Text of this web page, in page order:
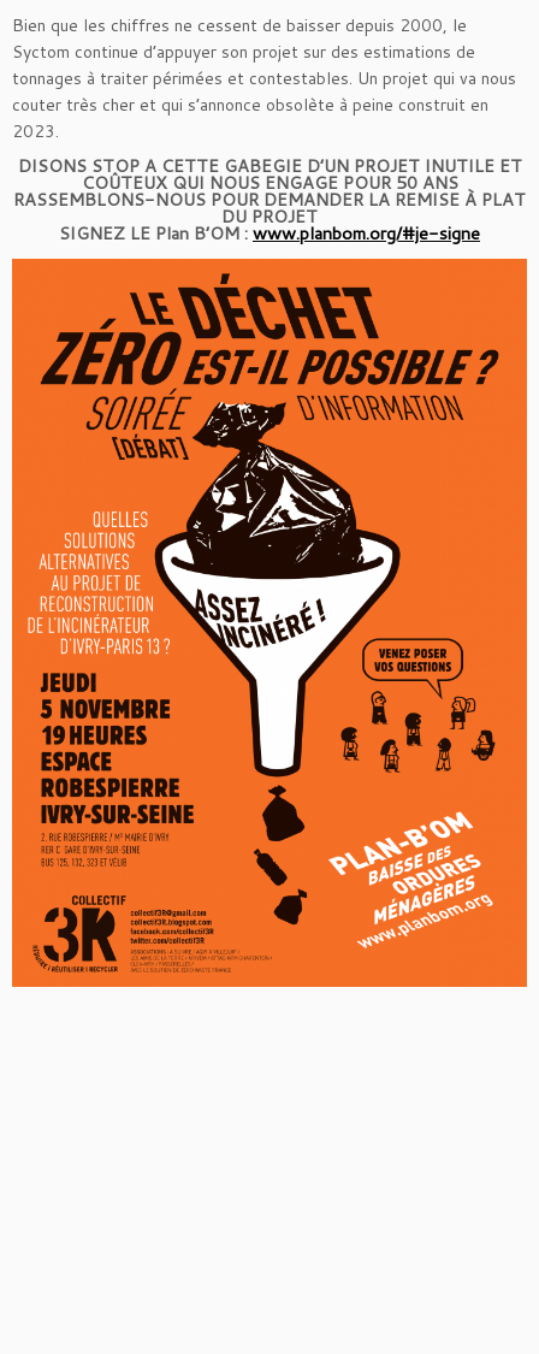
Bien que les chiffres ne cessent de baisser depuis 2000, le
Syctom continue d’appuyer son projet sur des estimations de
tonnages à traiter périmées et contestables. Un projet qui va nous
couter très cher et qui s’annonce obsolète à peine construit en
2023.
DISONS STOP A CETTE GABEGIE D’UN PROJET INUTILE ET
COÛTEUX QUI NOUS ENGAGE POUR 50 ANS
RASSEMBLONS-NOUS POUR DEMANDER LA REMISE À PLAT
DU PROJET
SIGNEZ LE Plan B’OM :www.planbom.org/#je-signe